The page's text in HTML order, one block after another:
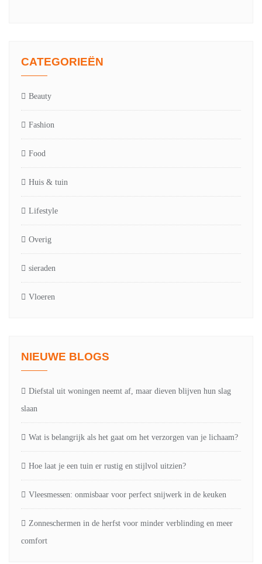
CATEGORIEËN
Beauty
Fashion
Food
Huis & tuin
Lifestyle
Overig
sieraden
Vloeren
NIEUWE BLOGS
Diefstal uit woningen neemt af, maar dieven blijven hun slag
slaan
Wat is belangrijk als het gaat om het verzorgen van je lichaam?
Hoe laat je een tuin er rustig en stijlvol uitzien?
Vleesmessen: onmisbaar voor perfect snijwerk in de keuken
Zonneschermen in de herfst voor minder verblinding en meer
comfort